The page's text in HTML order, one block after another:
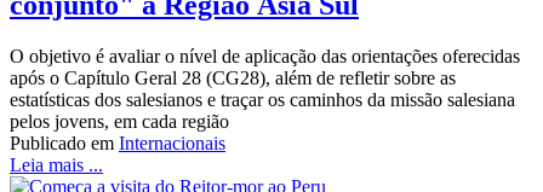
O objetivo é avaliar o nível de aplicação das orientações oferecidas
após o Capítulo Geral 28 (CG28), além de refletir sobre as
estatísticas dos salesianos e traçar os caminhos da missão salesiana
pelos jovens, em cada região
Publicado em Internacionais
Leia mais ...